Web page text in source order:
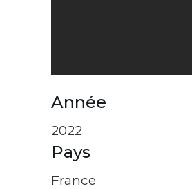
Année
2022
Pays
France